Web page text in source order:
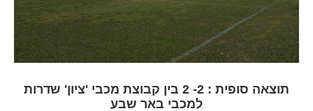
תוצאה סופית : 2- 2 בין קבוצת מכבי 'ציון' שדרות
למכבי באר שבע